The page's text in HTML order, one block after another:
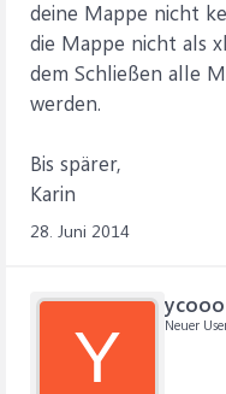
deine Mappe nicht
die Mappe nicht als
dem Schließen alle
werden.
Bis spärer,
Karin
28. Juni 2014
Y
ycooo
Neuer